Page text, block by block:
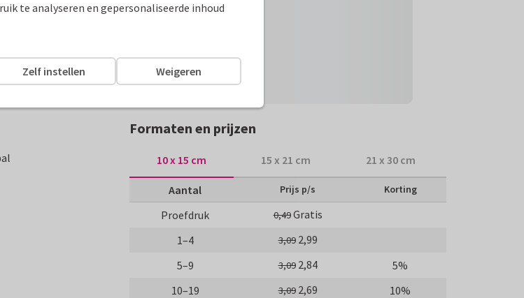
Formaten en prijzen
10 x 15 cm 15 x 21 cm 21 x 30 cm
Aantal Prijs p/s Korting
Proefdruk 0,49Gratis
1–4
3,09 2,99
5–9
3,09 2,84
5%
10–19
3,09 2,69
10%
te analyseren en gepersonaliseerde inhoud
Weigeren
Zelf instellen